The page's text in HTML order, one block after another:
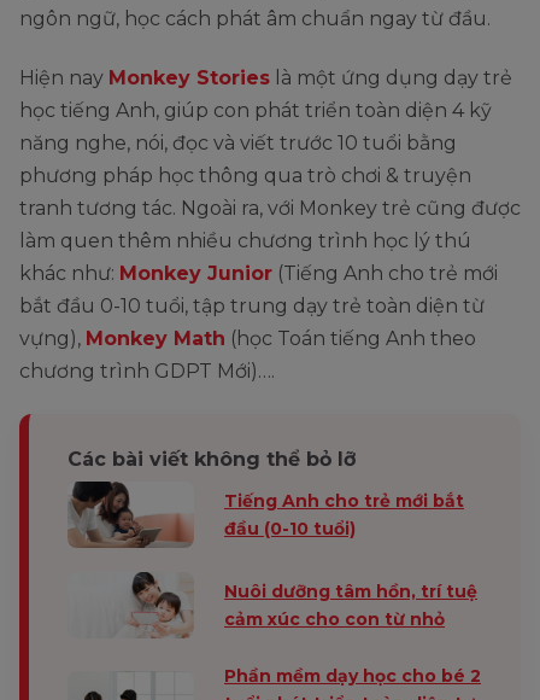
ngôn ngữ, học cách phát âm chuẩn ngay từ đầu.
Hiện nay Monkey Stories là một ứng dụng dạy trẻ
học tiếng Anh, giúp con phát triển toàn diện 4 kỹ
năng nghe, nói, đọc và viết trước 10 tuổi bằng
phương pháp học thông qua trò chơi & truyện
tranh tương tác. Ngoài ra, với Monkey trẻ cũng được
làm quen thêm nhiều chương trình học lý thú
khác như: Monkey Junior (Tiếng Anh cho trẻ mới
bắt đầu 0-10 tuổi, tập trung dạy trẻ toàn diện từ
vựng), Monkey Math (học Toán tiếng Anh theo
chương trình GDPT Mới)….
Các bài viết không thể bỏ lỡ
Tiếng Anh cho trẻ mới bắt
đầu (0-10 tuổi)
Nuôi dưỡng tâm hồn, trí tuệ
cảm xúc cho con từ nhỏ
Phần mềm dạy học cho bé 2